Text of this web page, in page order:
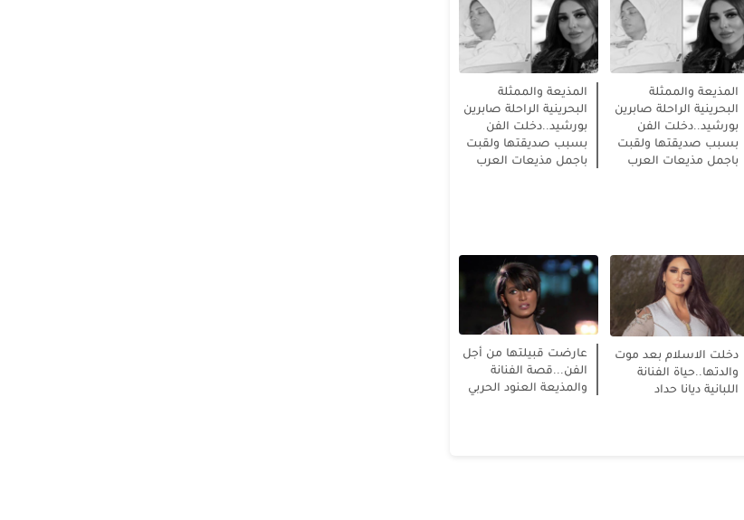
المذيعة والممثلة
البحرينية الراحلة صابرين
بورشيد..دخلت الفن
بسبب صديقتها ولقبت
باجمل مذيعات العرب
المذيعة والممثلة
البحرينية الراحلة صابرين
بورشيد..دخلت الفن
بسبب صديقتها ولقبت
باجمل مذيعات العرب
دخلت الاسلام بعد موت
والدتها..حياة الفنانة
اللبانية ديانا حداد
عارضت قبيلتها من أجل
الفن...قصة الفنانة
والمذيعة العنود الحربي